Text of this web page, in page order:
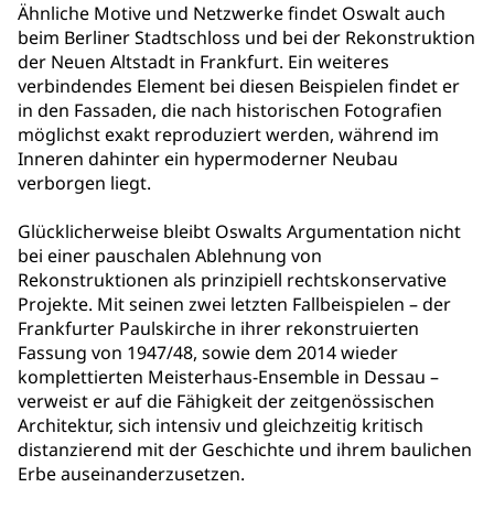
Ähnliche Motive und Netzwerke findet Oswalt auch
beim Berliner Stadtschloss und bei der Rekonstruktion
der Neuen Altstadt in Frankfurt. Ein weiteres
verbindendes Element bei diesen Beispielen findet er
in den Fassaden, die nach historischen Fotografien
möglichst exakt reproduziert werden, während im
Inneren dahinter ein hypermoderner Neubau
verborgen liegt.
Glücklicherweise bleibt Oswalts Argumentation nicht
bei einer pauschalen Ablehnung von
Rekonstruktionen als prinzipiell rechtskonservative
Projekte. Mit seinen zwei letzten Fallbeispielen – der
Frankfurter Paulskirche in ihrer rekonstruierten
Fassung von 1947/48, sowie dem 2014 wieder
komplettierten Meisterhaus-Ensemble in Dessau –
verweist er auf die Fähigkeit der zeitgenössischen
Architektur, sich intensiv und gleichzeitig kritisch
distanzierend mit der Geschichte und ihrem baulichen
Erbe auseinanderzusetzen.